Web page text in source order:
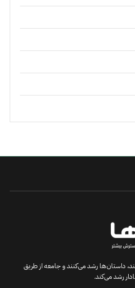
داستان‌ها رشد می‌کنند و جامعه از طریق
رشد می‌کند.